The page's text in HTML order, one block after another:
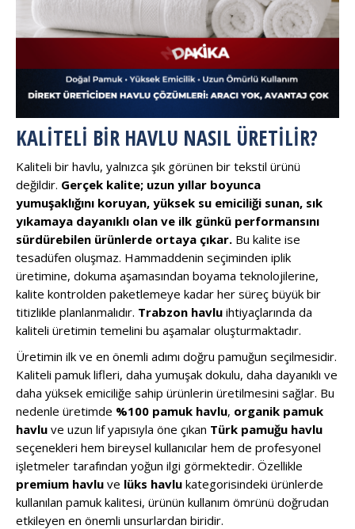
KALITELI BIR HAVLU NASIL ÜRETILIR?
Kaliteli bir havlu, yalnızca şık görünen bir tekstil ürünü
değildir. Gerçek kalite; uzun yıllar boyunca
yumuşaklığını koruyan, yüksek su emiciliği sunan, sık
yıkamaya dayanıklı olan ve ilk günkü performansını
sürdürebilen ürünlerde ortaya çıkar. Bu kalite ise
tesadüfen oluşmaz. Hammaddenin seçiminden iplik
üretimine, dokuma aşamasından boyama teknolojilerine,
kalite kontrolden paketlemeye kadar her süreç büyük bir
titizlikle planlanmalıdır. Trabzon havlu ihtiyaçlarında da
kaliteli üretimin temelini bu aşamalar oluşturmaktadır.
Üretimin ilk ve en önemli adımı doğru pamuğun seçilmesidir.
Kaliteli pamuk lifleri, daha yumuşak dokulu, daha dayanıklı ve
daha yüksek emiciliğe sahip ürünlerin üretilmesini sağlar. Bu
nedenle üretimde %100 pamuk havlu, organik pamuk
havlu ve uzun lif yapısıyla öne çıkan Türk pamuğu havlu
seçenekleri hem bireysel kullanıcılar hem de profesyonel
işletmeler tarafından yoğun ilgi görmektedir. Özellikle
premium havlu ve lüks havlu kategorisindeki ürünlerde
kullanılan pamuk kalitesi, ürünün kullanım ömrünü doğrudan
etkileyen en önemli unsurlardan biridir.